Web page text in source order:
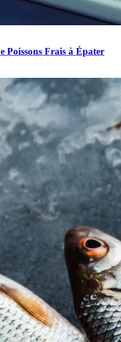
Poissons Frais à Épater